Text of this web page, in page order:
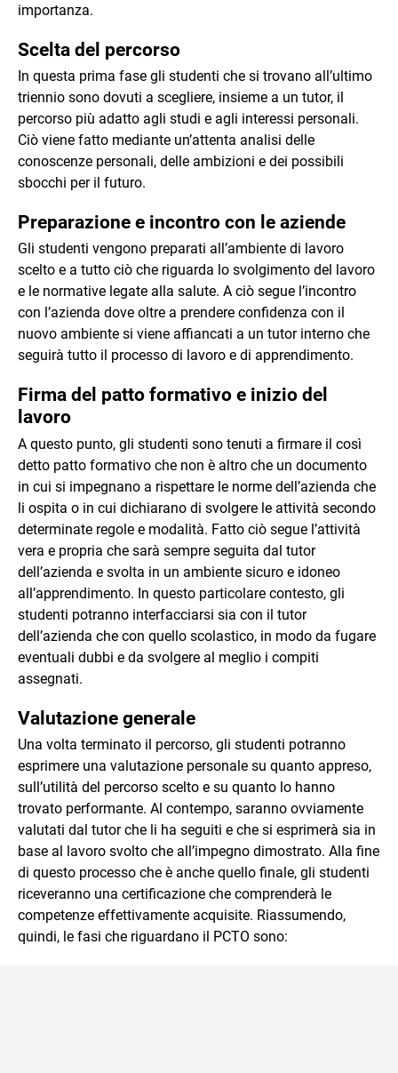
importanza.
Scelta del percorso
In questa prima fase gli studenti che si trovano all’ultimo
triennio sono dovuti a scegliere, insieme a un tutor, il
percorso più adatto agli studi e agli interessi personali.
Ciò viene fatto mediante un’attenta analisi delle
conoscenze personali, delle ambizioni e dei possibili
sbocchi per il futuro.
Preparazione e incontro con le aziende
Gli studenti vengono preparati all’ambiente di lavoro
scelto e a tutto ciò che riguarda lo svolgimento del lavoro
e le normative legate alla salute. A ciò segue l’incontro
con l’azienda dove oltre a prendere confidenza con il
nuovo ambiente si viene affiancati a un tutor interno che
seguirà tutto il processo di lavoro e di apprendimento.
Firma del patto formativo e inizio del
lavoro
A questo punto, gli studenti sono tenuti a firmare il così
detto patto formativo che non è altro che un documento
in cui si impegnano a rispettare le norme dell’azienda che
li ospita o in cui dichiarano di svolgere le attività secondo
determinate regole e modalità. Fatto ciò segue l’attività
vera e propria che sarà sempre seguita dal tutor
dell’azienda e svolta in un ambiente sicuro e idoneo
all’apprendimento. In questo particolare contesto, gli
studenti potranno interfacciarsi sia con il tutor
dell’azienda che con quello scolastico, in modo da fugare
eventuali dubbi e da svolgere al meglio i compiti
assegnati.
Valutazione generale
Una volta terminato il percorso, gli studenti potranno
esprimere una valutazione personale su quanto appreso,
sull’utilità del percorso scelto e su quanto lo hanno
trovato performante. Al contempo, saranno ovviamente
valutati dal tutor che li ha seguiti e che si esprimerà sia in
base al lavoro svolto che all’impegno dimostrato. Alla fine
di questo processo che è anche quello finale, gli studenti
riceveranno una certificazione che comprenderà le
competenze effettivamente acquisite. Riassumendo,
quindi, le fasi che riguardano il PCTO sono: